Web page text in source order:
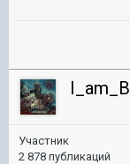
Участник
2 878 публикаций